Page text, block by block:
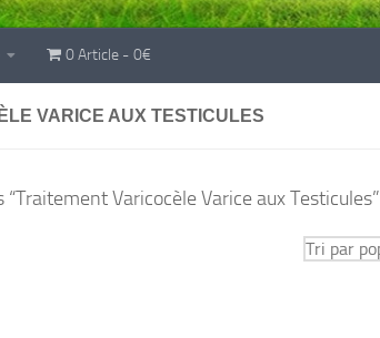
0 Article 0€
VARICE AUX TESTICULES
Varicocèle Varice aux Testicules”